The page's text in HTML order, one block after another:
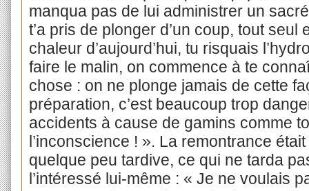
manqua pas de lui administrer un
t’a pris de plonger d’un coup, tout
chaleur d’aujourd’hui, tu risquais
faire le malin, on commence à te
chose : on ne plonge jamais de cette
préparation, c’est beaucoup trop
accidents à cause de gamins comme
l’inconscience ! ». La remontrance
quelque peu tardive, ce qui ne tarda
l’intéressé lui-même : « Je ne voulais